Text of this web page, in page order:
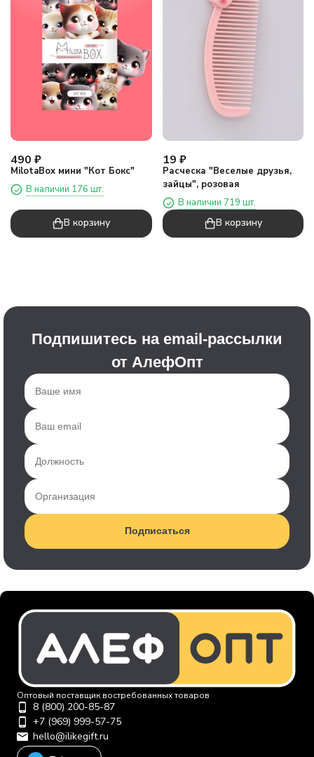
490 ₽
MilotaBox мини "Кот Бокс"
В наличии 176 шт.
В корзину
19 ₽
Расческа "Веселые друзья,
зайцы", розовая
В наличии 719 шт.
В корзину
Подпишитесь на email-рассылки
от АлефОпт
Подписаться
Оптовый поставщик востребованных товаров
8 (800) 200-85-87
+7 (969) 999-57-75
hello@ilikegift.ru